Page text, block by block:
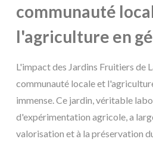
communauté
l'agriculture en
L'impact des Jardins Fruitiers de
communauté locale et
immense. Ce jardin, véritable
d'expérimentation agricole, a
valorisation et à la préservation